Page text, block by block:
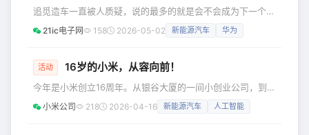
下三大专题并分别于5月19日、21日、
26日在官方视频号“慕尼黑上海电子展服
军力量深度洞察 本次系列论坛汇聚
追觅造车一直被人质疑，说的最多的就是会不会成为下一个乐
视。尤其是追觅以清洁家电起家，对于造车跨度还是非常大
的，“大举跨界是否陷入资金链危机”？ 此前，在2026中国家
独立展位及豪华产品阵容亮相。近日，追觅在美国硅谷举办
DREAME NEXT 全球发布会，正式发布高端新能源品牌“星空
计划”。 在发布会期间，追觅星空计划总裁马俊野首次公开回
应
21ic电子网 158 2026-05-02 新能源汽车 华为
活动 16岁的小米，从容向前！
今年是小米创立16周年。从银谷大厦的一间小创业公司，到如
今覆盖“人车家全生态”的科技企业，我们一路走来，从容向
前。而“真诚热爱”这四个字，始终刻在每一个小米人的骨子
小米公司 218 2026-04-16 新能源汽车 人工智能